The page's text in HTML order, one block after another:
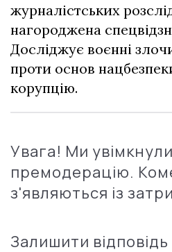
журналістських
нагороджена
Досліджує воєнні
проти основ
корупцію.
Увага! Ми увімкнули
премодерацію.
з'являються із
Залишити відповідь